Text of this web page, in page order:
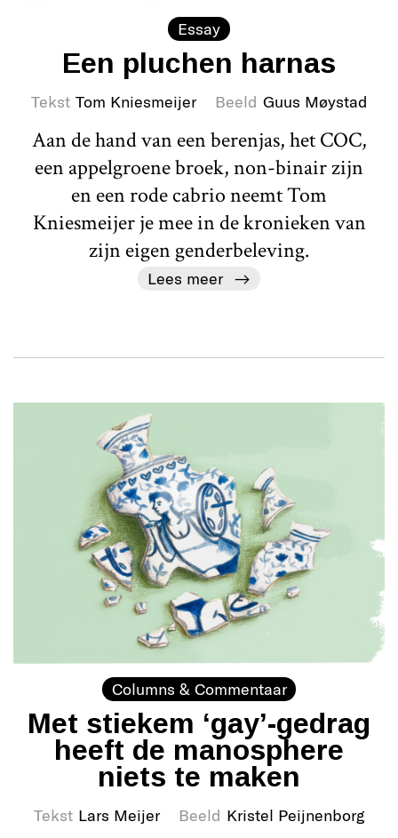
Essay
Een pluchen harnas
Tekst Tom Kniesmeijer Beeld Guus Møystad
Aan de hand van een berenjas, het COC,
een appelgroene broek, non-binair zijn
en een rode cabrio neemt Tom
Kniesmeijer je mee in de kronieken van
zijn eigen genderbeleving.
Lees meer
Columns & Commentaar
Met stiekem ‘gay’-gedrag
heeft de manosphere
niets te maken
Tekst Lars Meijer Beeld Kristel Peijnenborg